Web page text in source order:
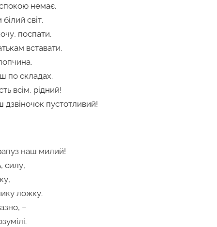
немає.
світ.
поспати.
вставати.
по складах.
всім, рідний!
пустотливий!
наш милий!
силу,
ложку.
–